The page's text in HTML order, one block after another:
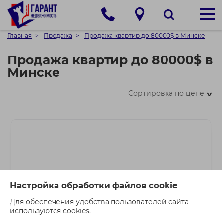
Настройка обработки файлов cookie
Для обеспечения удобства пользователей сайта
используются cookies.
Главная Продажа Продажа квартир до 80000$ в Минске
Продажа квартир до 80000$ в
Минске
Сортировка по цене>